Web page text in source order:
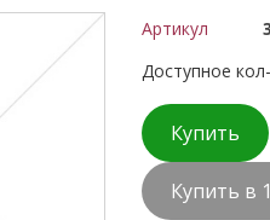
Артикул
Доступное
Купить
Купить в